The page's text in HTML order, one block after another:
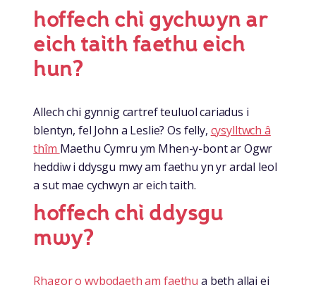
hoffech chi gychwyn ar
eich taith faethu eich
hun?
Allech chi gynnig cartref teuluol cariadus i
blentyn, fel John a Leslie? Os felly, cysylltwch â
thîm Maethu Cymru ym Mhen-y-bont ar Ogwr
heddiw i ddysgu mwy am faethu yn yr ardal leol
a sut mae cychwyn ar eich taith.
hoffech chi ddysgu
mwy?
Rhagor o wybodaeth am faethu a beth allai ei